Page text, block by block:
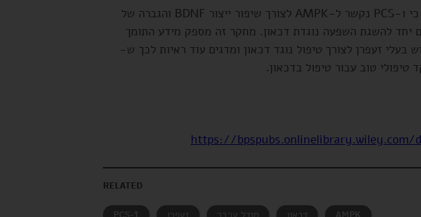
מסקנת החוקרים הייתה כי PCS-1 נקשר ל-AMPK לצורך שיפור ייצור BDNF והגברה של
יחד להשגת השפעה נוגדת דכאון. מחקר זה מספק מידע התומך
בעלי זעפרן לצורך טיפול נוגד דכאון ומדגים עוד ראיות לכך ש-
https://bpspubs.onlinelibrary.wiley.com/
RELATED
PCS-1 AMPK